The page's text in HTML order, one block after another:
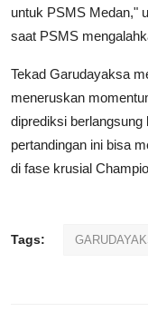
untuk PSMS Medan,"
saat PSMS
Tekad Garudayaksa
meneruskan
diprediksi berlangsung
pertandingan ini bisa
di fase krusial
Tags: